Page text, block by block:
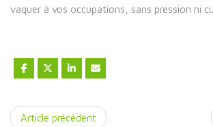
vaquer à vos occupations, sans pression ni
Article précédent